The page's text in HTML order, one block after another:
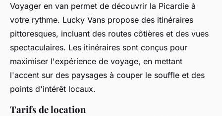
Voyager en van permet de découvrir la Picardie à
votre rythme. Lucky Vans propose des itinéraires
pittoresques, incluant des routes côtières et des vues
spectaculaires. Les itinéraires sont conçus pour
maximiser l'expérience de voyage, en mettant
l'accent sur des paysages à couper le souffle et des
points d'intérêt locaux.
Tarifs de location